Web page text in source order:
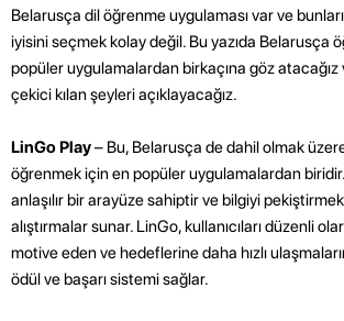
Belarusça dil öğrenme uygulaması var ve
iyisini seçmek kolay değil. Bu yazıda Belarusça
popüler uygulamalardan birkaçına göz atacağız
çekici kılan şeyleri açıklayacağız.
LinGo Play– Bu, Belarusça de dahil olmak
öğrenmek için en popüler uygulamalardan
anlaşılır bir arayüze sahiptir ve bilgiyi
alıştırmalar sunar. LinGo, kullanıcıları düzenli
motive eden ve hedeflerine daha hızlı
ödül ve başarı sistemi sağlar.